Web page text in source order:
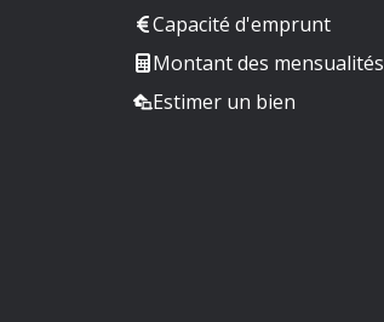
Capacité d'emprunt
Montant des mensualités
Estimer un bien